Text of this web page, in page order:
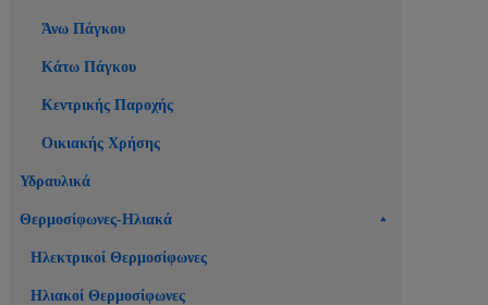
Άνω Πάγκου
Κάτω Πάγκου
Κεντρικής Παροχής
Οικιακής Χρήσης
Υδραυλικά
Θερμοσίφωνες-Ηλιακά
Ηλεκτρικοί Θερμοσίφωνες
Ηλιακοί Θερμοσίφωνες